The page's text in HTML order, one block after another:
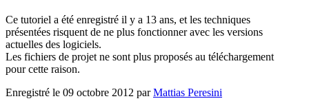
Ce tutoriel a été enregistré il y a 13 ans, et les techniques
présentées risquent de ne plus fonctionner avec les versions
actuelles des logiciels.
Les fichiers de projet ne sont plus proposés au téléchargement
pour cette raison.
Enregistré le 09 octobre 2012 parMattias Peresini